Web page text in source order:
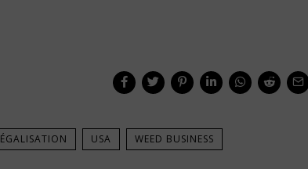
USA WEED BUSINESS